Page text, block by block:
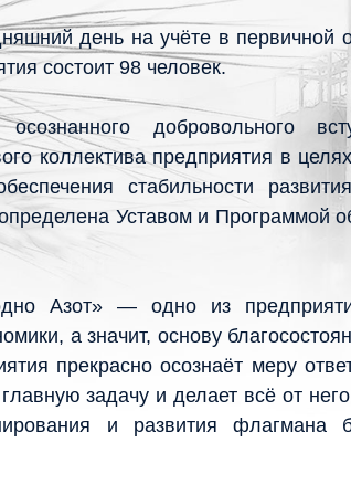
день на учёте в первичной
состоит 98 человек.
добровольного
коллектива предприятия в
стабильности
Уставом и Программой
Азот» — одно из
а значит, основу
прекрасно осознаёт меру
задачу и делает всё от
и развития флагмана